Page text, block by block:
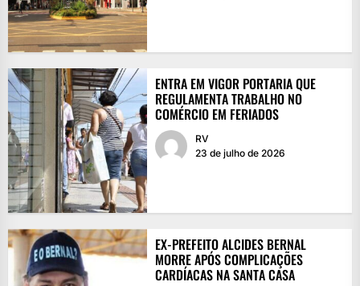
ENTRA EM VIGOR PORTARIA QUE
REGULAMENTA TRABALHO NO
COMÉRCIO EM FERIADOS
RV
23 de julho de 2026
EX-PREFEITO ALCIDES BERNAL
MORRE APÓS COMPLICAÇÕES
CARDÍACAS NA SANTA CASA